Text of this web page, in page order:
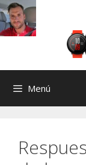
Saltar
al
contenido
Saltar
al
contenido
Menú